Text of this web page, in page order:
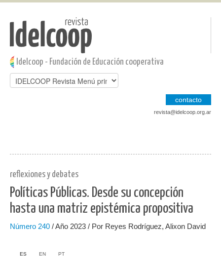
Pasar al contenido principal
Jump to main content
Idelcoop - Fundación de Educación cooperativa
contacto
revista@idelcoop.org.ar
reflexiones y debates
Políticas Públicas. Desde su concepción
hasta una matriz epistémica propositiva
Número 240 / Año 2023 / Por Reyes Rodríguez, Alixon David
ES EN PT